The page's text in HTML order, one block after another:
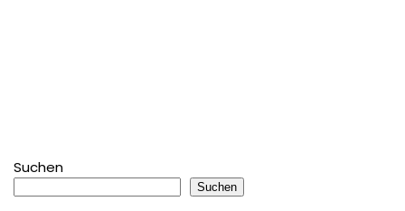
Suchen
Suchen